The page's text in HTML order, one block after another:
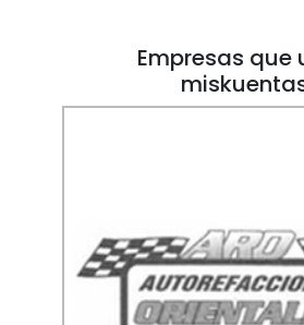
Empresas que